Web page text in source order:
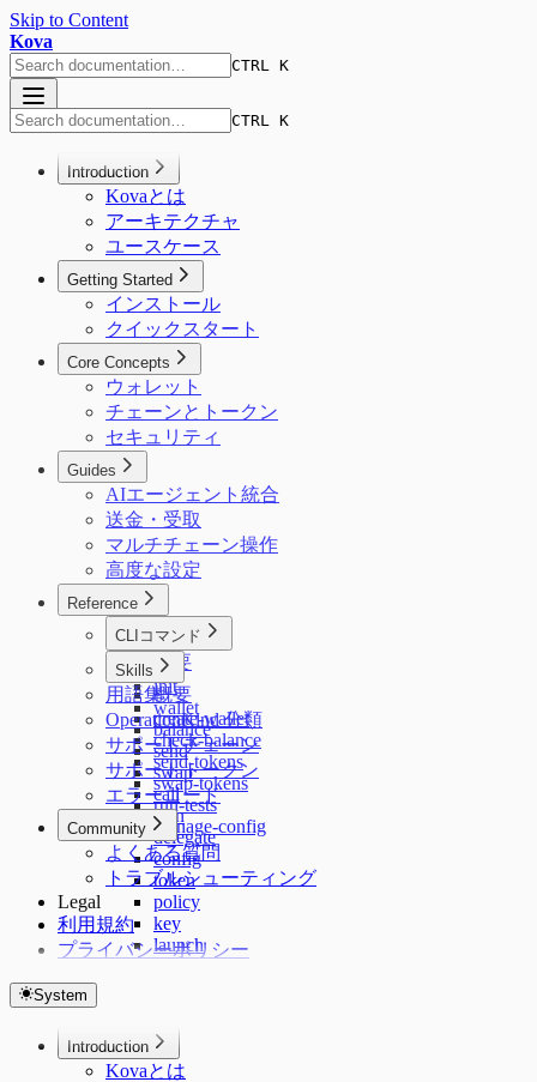
Skip to Content
Kova
CTRL K
CTRL K
Introduction
Kovaとは
アーキテクチャ
ユースケース
Getting Started
インストール
クイックスタート
Core Concepts
ウォレット
チェーンとトークン
セキュリティ
Guides
AIエージェント統合
送金・受取
マルチチェーン操作
高度な設定
Reference
CLIコマンド
概要
init
wallet
balance
send
swap
call
sign
delegate
config
token
policy
key
launch
terms
Skills
概要
create-wallet
check-balance
send-tokens
swap-tokens
run-tests
manage-config
用語集
OperationKind 分類
サポートチェーン
サポートトークン
エラーコード
Community
よくある質問
トラブルシューティング
Legal
利用規約
プライバシーポリシー
System
Introduction
Kovaとは